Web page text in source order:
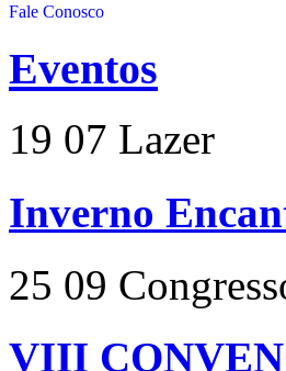
Fale Conosco
Eventos
19 07 Lazer
Inverno
25 09
VIII